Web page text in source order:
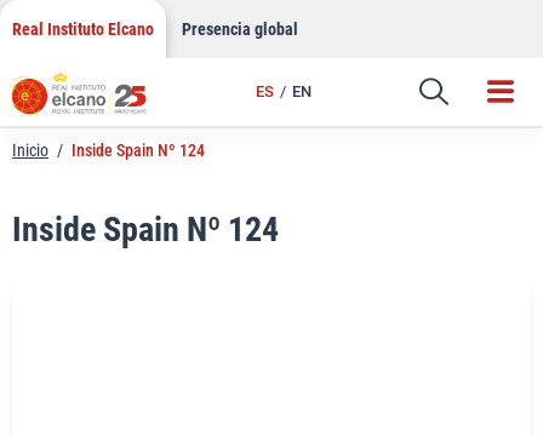
Saltar
contenido
Real Instituto Elcano Presencia global
ES EN
Enlace
Inicio / Inside Spain Nº 124
Inside Spain Nº 124